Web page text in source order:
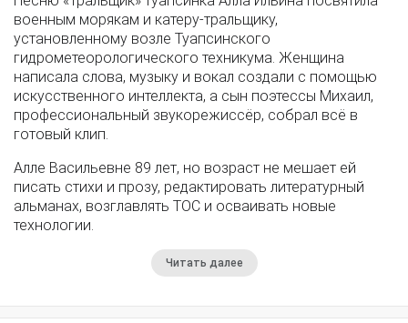
военным морякам и катеру-тральщику,
установленному возле Туапсинского
гидрометеорологического техникума. Женщина
написала слова, музыку и вокал создали с помощью
искусственного интеллекта, а сын поэтессы Михаил,
профессиональный звукорежиссёр, собрал всё в
готовый клип.
Алле Васильевне 89 лет, но возраст не мешает ей
писать стихи и прозу, редактировать литературный
альманах, возглавлять ТОС и осваивать новые
технологии.
Читать далее